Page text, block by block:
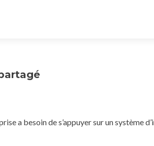
a besoin de s’appuyer sur un système